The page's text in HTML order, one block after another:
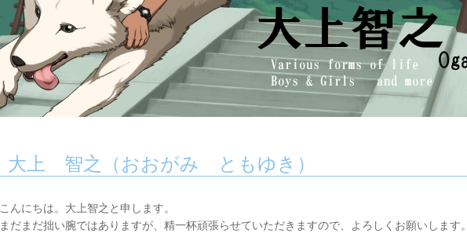
大上 智之（おおがみ ともゆき）
こんにちは。大上智之と申します。
まだまだ拙い腕ではありますが、精一杯頑張らせていただきますので、よろしくお願いします。